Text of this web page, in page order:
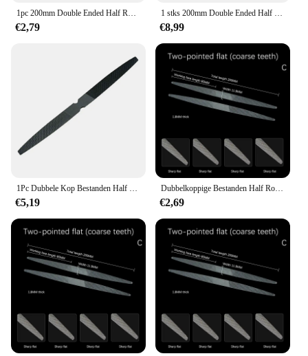
€2,79 €8,99
€5,19
Dubbelkoppige Bestanden Half Rond Vijlen Met De Hand Bestand Scherp Plat Bestand Vormgeven Polijsten Voor Het Maken Van Een Half-Ronde Wax Vormingsbestand
€2,69